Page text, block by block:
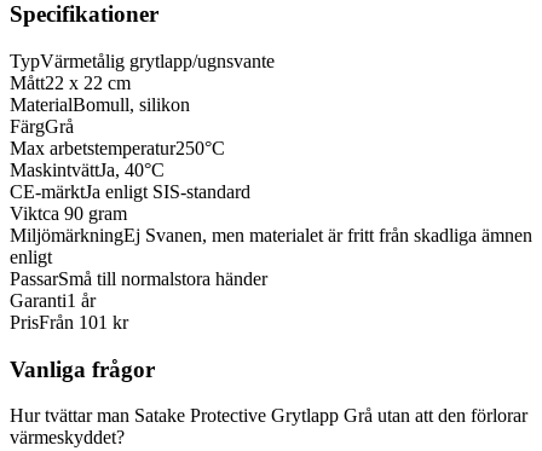
Specifikationer
TypVärmetålig grytlapp/ugnsvante
Mått22 x 22 cm
MaterialBomull, silikon
FärgGrå
Max arbetstemperatur250°C
MaskintvättJa, 40°C
CE-märktJa enligt SIS-standard
Viktca 90 gram
MiljömärkningEj Svanen, men materialet är fritt från skadliga ämnen
enligt
PassarSmå till normalstora händer
Garanti1 år
PrisFrån 101 kr
Vanliga frågor
Hur tvättar man Satake Protective Grytlapp Grå utan att den förlorar
värmeskyddet?